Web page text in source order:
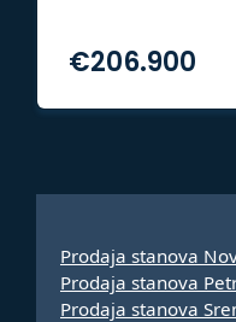
€206.900
Prodaja stanova
Prodaja stanova
Prodaja stanova